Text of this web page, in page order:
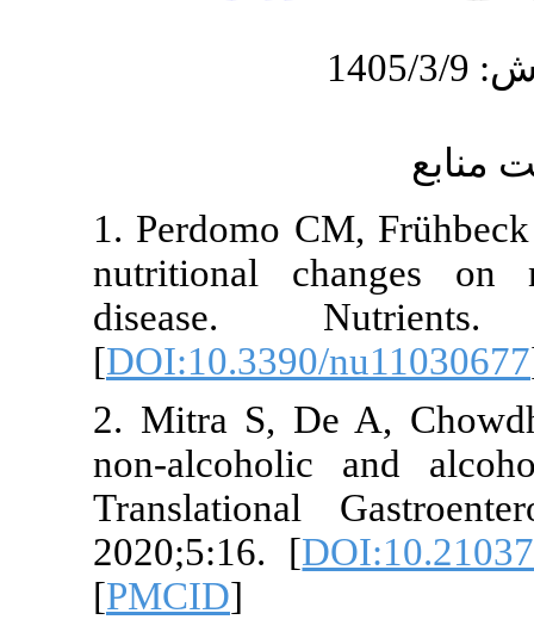
1. Perdomo
nutritional
disease.
[
2. Mitra S,
non-
2020;5:16. [